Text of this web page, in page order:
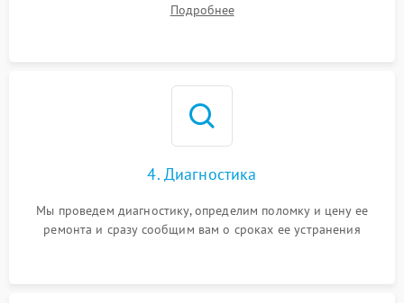
Подробнее
4. Диагностика
Мы проведем диагностику, определим поломку и цену ее
ремонта и сразу сообщим вам о сроках ее устранения